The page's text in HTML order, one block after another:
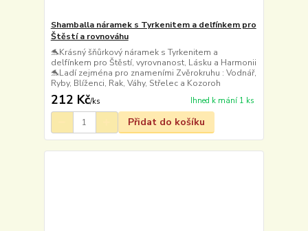
Shamballa náramek s Tyrkenitem a delfínkem pro
Štěstí a rovnováhu
🐬Krásný šňůrkový náramek s Tyrkenitem a
delfínkem pro Štěstí, vyrovnanost, Lásku a Harmonii
🐬Ladí zejména pro znameními Zvěrokruhu : Vodnář,
Ryby, Blíženci, Rak, Váhy, Střelec a Kozoroh
212 Kč/ks Ihned k mání 1 ks
Přidat do košíku